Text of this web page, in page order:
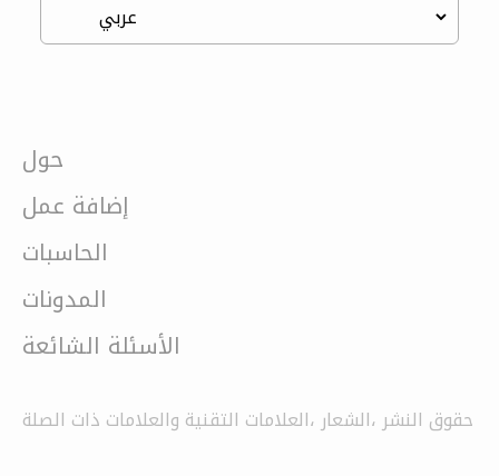
حول
إضافة عمل
الحاسبات
المدونات
الأسئلة الشائعة
حقوق النشر ،الشعار ،العلامات التقنية والعلامات ذات الصلة